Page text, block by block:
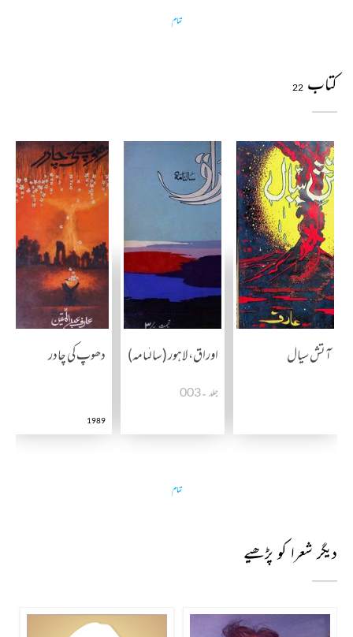
تمام
کتاب 22
آتش سیال اوراق، لاہور (سالنامہ)
جلد ۔003
دھوپ کی چادر
1989
تمام
دیگر شعرا کو پڑھیے